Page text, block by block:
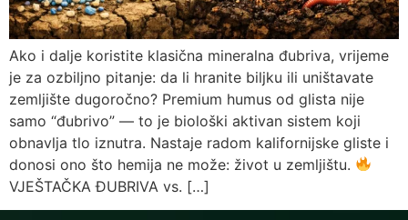
Ako i dalje koristite klasična mineralna đubriva, vrijeme
je za ozbiljno pitanje: da li hranite biljku ili uništavate
zemljište dugoročno? Premium humus od glista nije
samo “đubrivo” — to je biološki aktivan sistem koji
obnavlja tlo iznutra. Nastaje radom kalifornijske gliste i
donosi ono što hemija ne može: život u zemljištu.
VJEŠTAČKA ĐUBRIVA vs. […]